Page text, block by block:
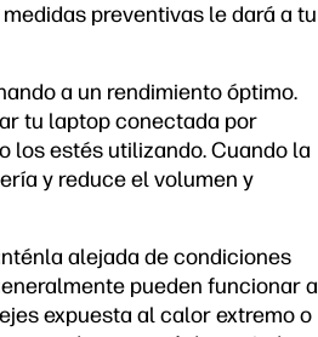
preventivas le dará a tu
a un rendimiento óptimo.
tu laptop conectada por
los estés utilizando. Cuando la
y reduce el volumen y
alejada de condiciones
pueden funcionar a
expuesta al calor extremo o